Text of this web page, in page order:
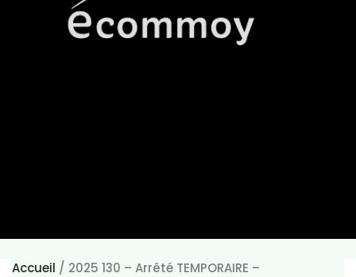
Accueil / 2025 130 – Arrêté TEMPORAIRE –